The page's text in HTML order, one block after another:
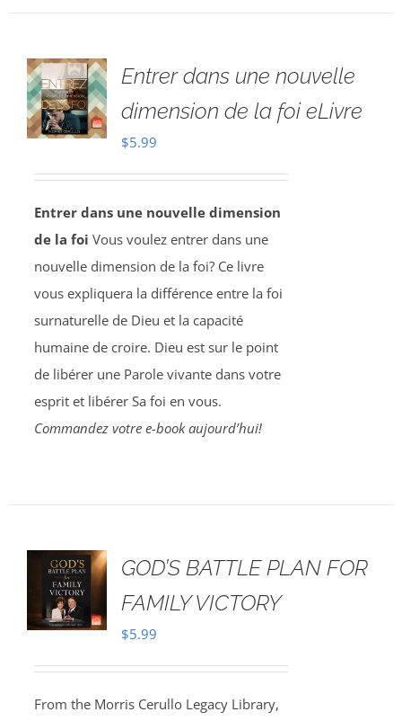
Entrer dans une nouvelle
dimension de la foi eLivre
$5.99
Entrer dans une nouvelle dimension
de la foi Vous voulez entrer dans une
nouvelle dimension de la foi? Ce livre
vous expliquera la différence entre la foi
surnaturelle de Dieu et la capacité
humaine de croire. Dieu est sur le point
de libérer une Parole vivante dans votre
esprit et libérer Sa foi en vous.
Commandez votre e-book aujourd’hui!
GOD’S BATTLE PLAN FOR
FAMILY VICTORY
$5.99
From the Morris Cerullo Legacy Library,